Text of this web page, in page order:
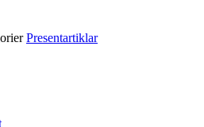
Presentartiklar